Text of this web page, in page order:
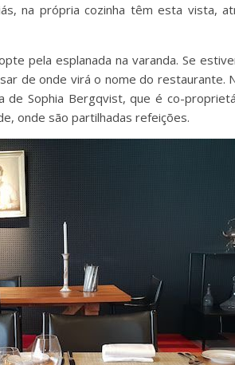
na própria cozinha têm esta vista,
pela esplanada na varanda. Se
de onde virá o nome do restaurante.
de Sophia Bergqvist, que é co-
onde são partilhadas refeições.